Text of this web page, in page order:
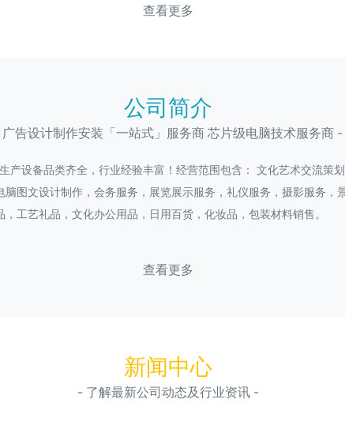
查看更多
公司简介
告设计制作安装「一站式」服务商 芯片级电脑技术服务商 -
产设备品类齐全，行业经验丰富！经营范围包含： 文化艺术交流策
图文设计制作，会务服务，展览展示服务，礼仪服务，摄影服务
工艺礼品，文化办公用品，日用百货，化妆品，包装材料销售。
查看更多
新闻中心
- 了解最新公司动态及行业资讯 -